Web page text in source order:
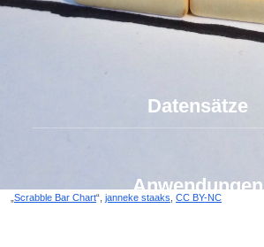
Datensätze
Scrabble Bar Chart“, janneke staaks CC BY-NC
Anwendungen